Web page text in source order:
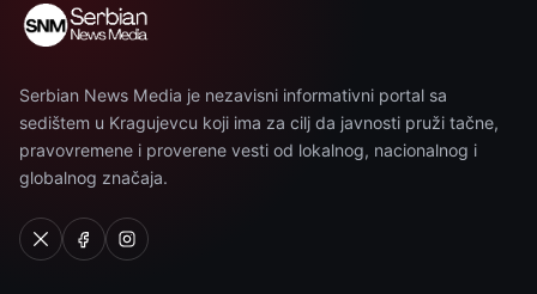
Serbian News Media je nezavisni informativni portal sa
sedištem u Kragujevcu koji ima za cilj da javnosti pruži tačne,
pravovremene i proverene vesti od lokalnog, nacionalnog i
globalnog značaja.